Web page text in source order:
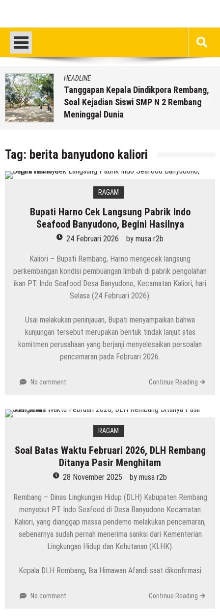
HEADLINE
Tanggapan Kepala Dindikpora Rembang,
Soal Kejadian Siswi SMP N 2 Rembang
Meninggal Dunia
Tag: berita banyudono kaliori
RAGAM
Bupati Harno Cek Langsung Pabrik Indo
Seafood Banyudono, Begini Hasilnya
24 Februari 2026 by musa r2b
Kaliori – Bupati Rembang, Harno mengecek langsung
perkembangan kondisi pembuangan limbah di pabrik pengolahan
ikan PT. Indo Seafood Desa Banyudono, Kecamatan Kaliori, hari
Selasa (24 Februari 2026).
Usai melakukan peninjauan, Bupati menyampaikan bahwa
kunjungan tersebut merupakan bentuk tindak lanjut atas
komitmen perusahaan yang berjanji menyelesaikan persoalan
pencemaran pada Februari 2026.
No comment Continue Reading
RAGAM
Soal Batas Waktu Februari 2026, DLH Rembang
Ditanya Pasir Menghitam
28 November 2025 by musa r2b
Rembang – Dinas Lingkungan Hidup (DLH) Kabupaten Rembang
menyebut PT Indo Seafood di Desa Banyudono Kecamatan
Kaliori, yang dianggap massa pendemo melakukan pencemaran,
sebenarnya sudah pernah menerima sanksi dari Kementerian
Lingkungan Hidup dan Kehutanan (KLHK).
Kepala DLH Rembang, Ika Himawan Afandi saat dikonfirmasi
No comment Continue Reading